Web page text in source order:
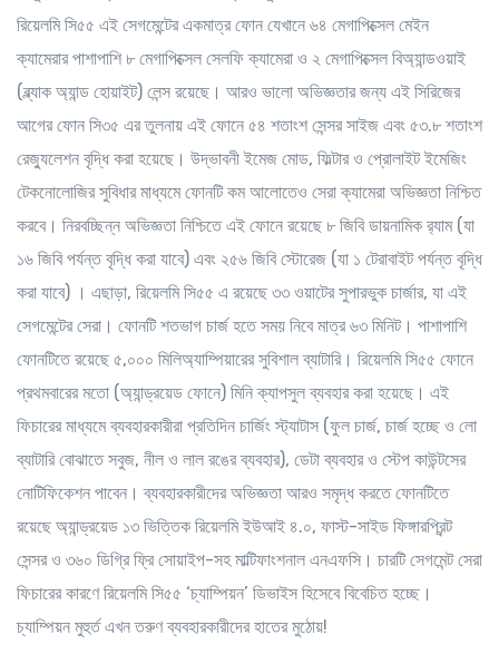
রিয়েলমি সি৫৫ এই সেগমেন্টের একমাত্র ফোন যেখানে ৬৪ মেগাপিক্সেল মেইন
ক্যামেরার পাশাপাশি ৮ মেগাপিক্সেল সেলফি ক্যামেরা ও ২ মেগাপিক্সেল বিঅ্যান্ডওয়াই
(ব্ল্যাক অ্যান্ড হোয়াইট) লেন্স রয়েছে। আরও ভালো অভিজ্ঞতার জন্য এই সিরিজের
আগের ফোন সি৩৫ এর তুলনায় এই ফোনে ৫৪ শতাংশ সেন্সর সাইজ এবং ৫৩.৮ শতাংশ
রেজ্যুলেশন বৃদ্ধি করা হয়েছে। উদ্ভাবনী ইমেজ মোড, ফিল্টার ও প্রোলাইট ইমেজিং
টেকনোলোজির সুবিধার মাধ্যমে ফোনটি কম আলোতেও সেরা ক্যামেরা অভিজ্ঞতা নিশ্চিত
করবে। নিরবচ্ছিন্ন অভিজ্ঞতা নিশ্চিতে এই ফোনে রয়েছে ৮ জিবি ডায়নামিক র‍্যাম (যা
১৬ জিবি পর্যন্ত বৃদ্ধি করা যাবে) এবং ২৫৬ জিবি স্টোরেজ (যা ১ টেরাবাইট পর্যন্ত বৃদ্ধি
করা যাবে) । এছাড়া, রিয়েলমি সি৫৫ এ রয়েছে ৩৩ ওয়াটের সুপারভুক চার্জার, যা এই
সেগমেন্টের সেরা। ফোনটি শতভাগ চার্জ হতে সময় নিবে মাত্র ৬৩ মিনিট। পাশাপাশি
ফোনটিতে রয়েছে ৫,০০০ মিলিঅ্যাম্পিয়ারের সুবিশাল ব্যাটারি। রিয়েলমি সি৫৫ ফোনে
প্রথমবারের মতো (অ্যান্ড্রয়েড ফোনে) মিনি ক্যাপসুল ব্যবহার করা হয়েছে। এই
ফিচারের মাধ্যমে ব্যবহারকারীরা প্রতিদিন চার্জিং স্ট্যাটাস (ফুল চার্জ, চার্জ হচ্ছে ও লো
ব্যাটারি বোঝাতে সবুজ, নীল ও লাল রঙের ব্যবহার), ডেটা ব্যবহার ও স্টেপ কাউন্টসের
নোটিফিকেশন পাবেন। ব্যবহারকারীদের অভিজ্ঞতা আরও সমৃদ্ধ করতে ফোনটিতে
রয়েছে অ্যান্ড্রয়েড ১৩ ভিত্তিক রিয়েলমি ইউআই ৪.০, ফাস্ট-সাইড ফিঙ্গারপ্রিন্ট
সেন্সর ও ৩৬০ ডিগ্রি ফ্রি সোয়াইপ-সহ মাল্টিফাংশনাল এনএফসি। চারটি সেগমেন্ট সেরা
ফিচারের কারণে রিয়েলমি সি৫৫ ‘চ্যাম্পিয়ন’ ডিভাইস হিসেবে বিবেচিত হচ্ছে।
চ্যাম্পিয়ন মুহুর্ত এখন তরুণ ব্যবহারকারীদের হাতের মুঠোয়!